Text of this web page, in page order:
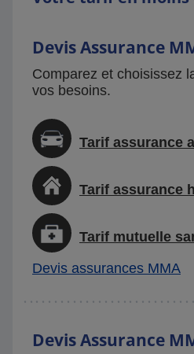
Devis Assurance
Comparez et choisissez
vos besoins.
Tarif assurance
Tarif assurance
Tarif mutuelle
Devis assurances MMA
Devis Assurance